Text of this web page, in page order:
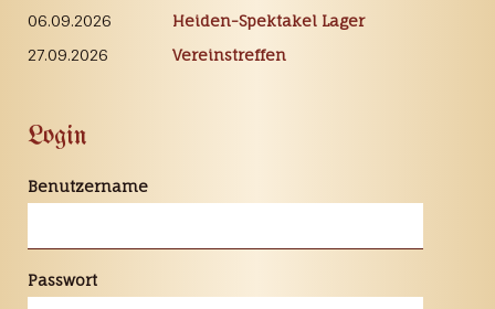
06.09.2026
Heiden-Spektakel Lager
27.09.2026
Vereinstreffen
Login
Benutzername
Passwort